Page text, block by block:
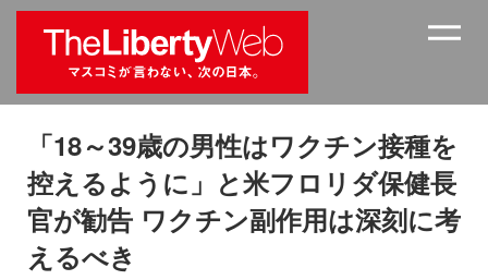
「18～39歳の男性はワクチン接種を
控えるように」と米フロリダ保健長
官が勧告 ワクチン副作用は深刻に考
えるべき